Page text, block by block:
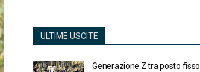
ULTIME USCITE
Generazione Z tra posto fisso